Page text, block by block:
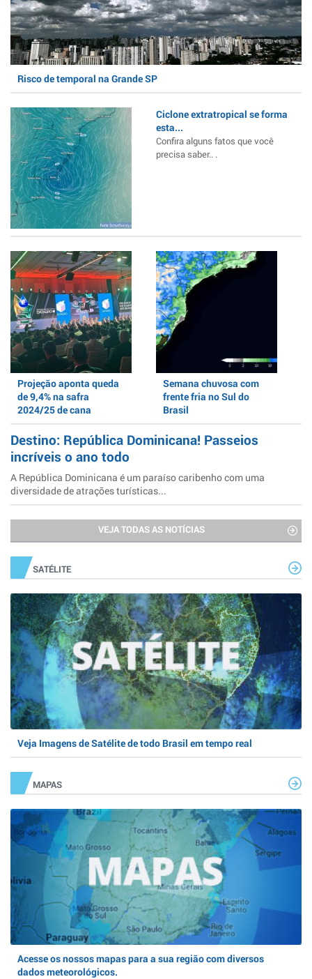
Risco de temporal na Grande SP
Ciclone extratropical se forma
esta...
Confira alguns fatos que você
precisa saber.. .
Projeção aponta queda
de 9,4% na safra
2024/25 de cana
Semana chuvosa com
frente fria no Sul do
Brasil
Destino: República Dominicana! Passeios
incríveis o ano todo
A República Dominicana é um paraíso caribenho com uma
diversidade de atrações turísticas...
VEJA TODAS AS NOTÍCIAS
SATÉLITE
Veja Imagens de Satélite de todo Brasil em tempo real
MAPAS
Acesse os nossos mapas para a sua região com diversos
dados meteorológicos.